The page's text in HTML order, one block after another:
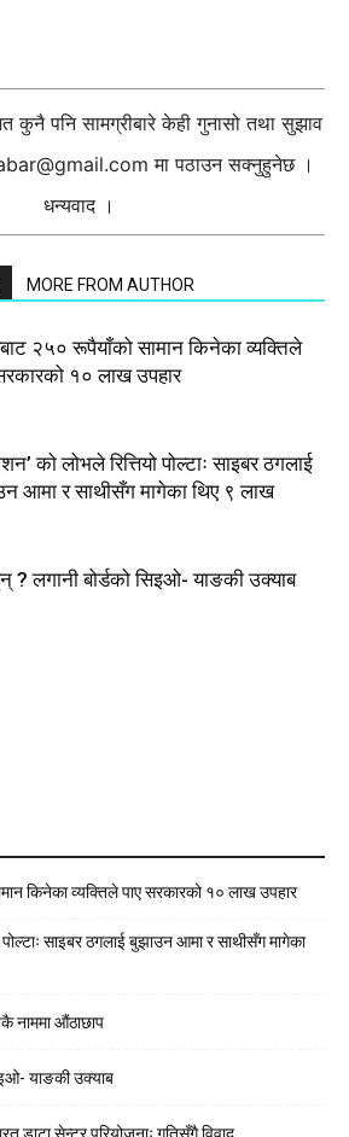
कुनै पनि सामग्रीबारे केही गुनासो तथा सुझाव
मा पठाउन सक्नुहुनेछ ।
धन्यवाद ।
MORE FROM AUTHOR
२५० रूपैयाँको सामान किनेका व्यक्तिले
१० लाख उपहार
को लोभले रित्तियो पोल्टाः साइबर ठगलाई
आमा र साथीसँग मागेका थिए ९ लाख
? लगानी बोर्डको सिइओ- याङकी उक्याब
किनेका व्यक्तिले पाए सरकारको १० लाख उपहार
पोल्टाः साइबर ठगलाई बुझाउन आमा र साथीसँग मागेका
नाममा औंठाछाप
याङकी उक्याब